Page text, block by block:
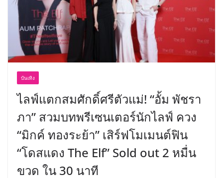
บันเทิง
ไลฟ์แตกสมศักดิ์ศรีตัวแม่! “อั้ม พัชรา
ภา” สวมบทพรีเซนเตอร์นักไลฟ์ ควง
“มิกค์ ทองระย้า” เสิร์ฟโมเมนต์ฟิน
“โดสแดง The Elf” Sold out 2 หมื่น
ขวด ใน 30 นาที